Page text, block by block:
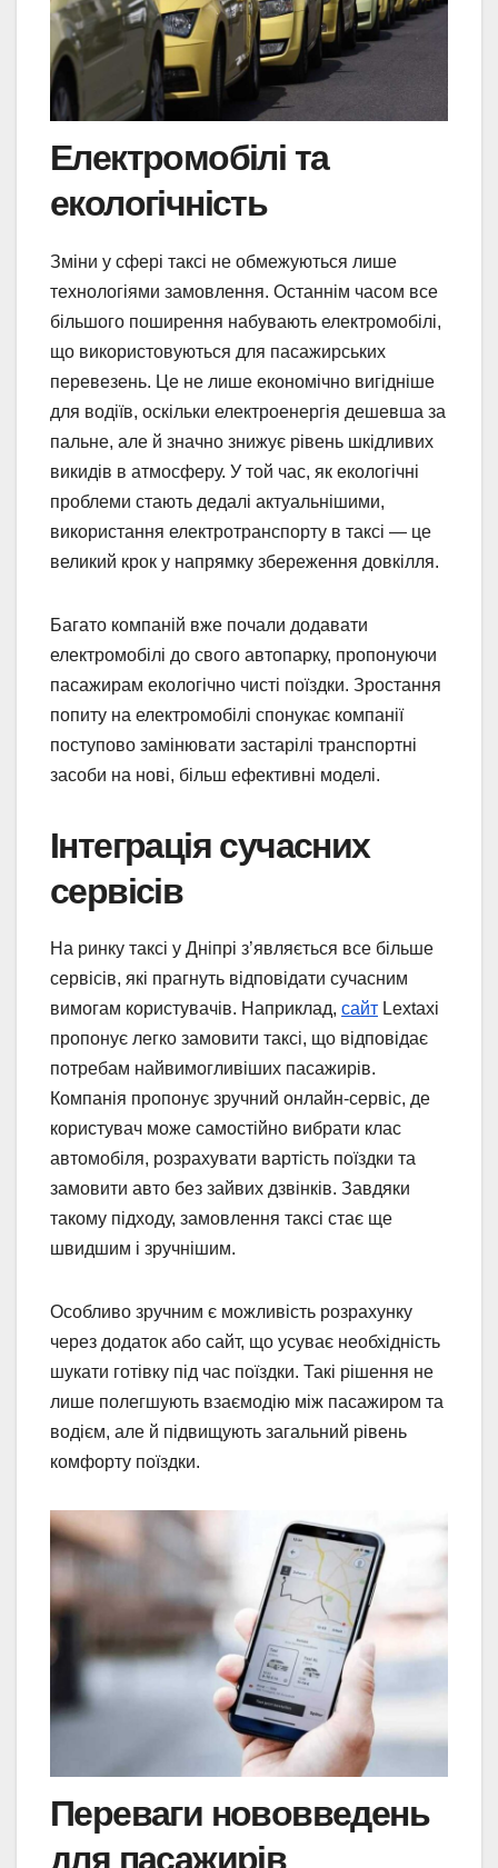
Електромобілі та
екологічність
Зміни у сфері таксі не обмежуються лише
технологіями замовлення. Останнім часом все
більшого поширення набувають електромобілі,
що використовуються для пасажирських
перевезень. Це не лише економічно вигідніше
для водіїв, оскільки електроенергія дешевша за
пальне, але й значно знижує рівень шкідливих
викидів в атмосферу. У той час, як екологічні
проблеми стають дедалі актуальнішими,
використання електротранспорту в таксі — це
великий крок у напрямку збереження довкілля.
Багато компаній вже почали додавати
електромобілі до свого автопарку, пропонуючи
пасажирам екологічно чисті поїздки. Зростання
попиту на електромобілі спонукає компанії
поступово замінювати застарілі транспортні
засоби на нові, більш ефективні моделі.
Інтеграція сучасних
сервісів
На ринку таксі у Дніпрі з’являється все більше
сервісів, які прагнуть відповідати сучасним
вимогам користувачів. Наприклад, сайт Lextaxi
пропонує легко замовити таксі, що відповідає
потребам найвимогливіших пасажирів.
Компанія пропонує зручний онлайн-сервіс, де
користувач може самостійно вибрати клас
автомобіля, розрахувати вартість поїздки та
замовити авто без зайвих дзвінків. Завдяки
такому підходу, замовлення таксі стає ще
швидшим і зручнішим.
Особливо зручним є можливість розрахунку
через додаток або сайт, що усуває необхідність
шукати готівку під час поїздки. Такі рішення не
лише полегшують взаємодію між пасажиром та
водієм, але й підвищують загальний рівень
комфорту поїздки.
Переваги нововведень
для пасажирів